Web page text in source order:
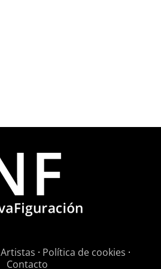
Artistas · Política de cookies ·
Contacto